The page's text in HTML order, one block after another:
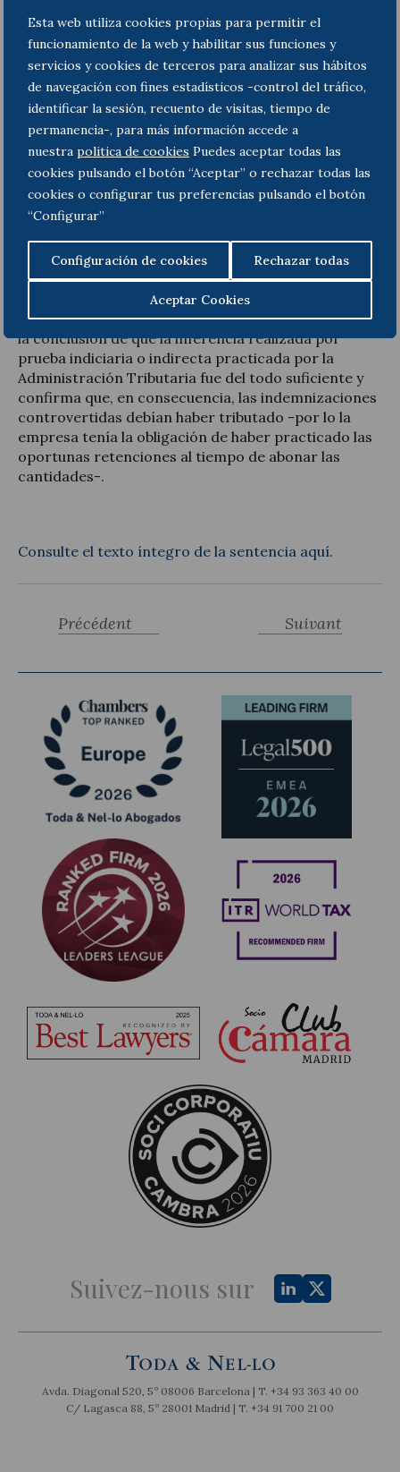
Esta web utiliza cookies propias para permitir el
funcionamiento de la web y habilitar sus funciones y
servicios y cookies de terceros para analizar sus hábitos
de navegación con fines estadísticos -control del tráfico,
identificar la sesión, recuento de visitas, tiempo de
permanencia-, para más información accede a
nuestra politica de cookies Puedes aceptar todas las
cookies pulsando el botón “Aceptar” o rechazar todas las
cookies o configurar tus preferencias pulsando el botón
“Configurar”
Configuración de cookies Rechazar todas
Aceptar Cookies
improcedente;
3. que elimporte indemnizatorioque
percibieron no se calculaba en base a sus
respectivas antigüedades en la compañía sino
en base a los años que les restaban para
alcanzar la jubilación; y,
4. que brindaban por su ausencia elementos en
el proceso de despido en los que se apreciaren
signos de litigiosidad
despido, los despidos fueron verbales y sin
causa, todos los acuerdos ante el SMAC fueron
idénticos, etc.).
Pues bien, en la Sentencia comentada, la Sala llega a
la conclusión de que la inferencia realizada por
prueba indiciaria o indirecta practicada por la
Administración Tributaria fue del todo suficiente y
confirma que, en consecuencia, las indemnizaciones
controvertidas debían haber tributado -por lo la
empresa tenía la obligación de haber practicado las
oportunas retenciones al tiempo de abonar las
cantidades-.
Consulte el texto íntegro de la sentencia aquí.
Suivant
Précédent
Suivez-nous sur
Avda. Diagonal 520, 5º 08006 Barcelona | T. +34 93 363 40 00
C/ Lagasca 88, 5º 28001 Madrid | T. +34 91 700 21 00